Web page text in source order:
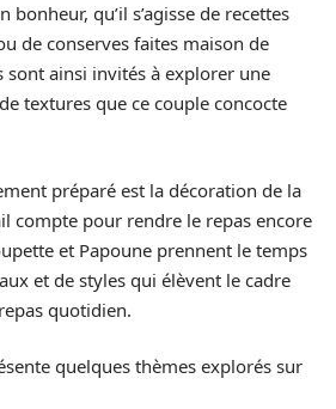
qu’il s’agisse de recettes
de conserves faites maison de
sont ainsi invités à explorer une
textures que ce couple concocte
préparé est la décoration de la
compte pour rendre le repas encore
et Papoune prennent le temps
et de styles qui élèvent le cadre
quotidien.
quelques thèmes explorés sur